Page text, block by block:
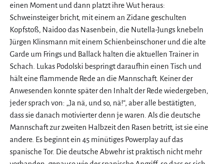
einen Moment und dann platzt ihre Wut heraus:
Schweinsteiger bricht, mit einem an Zidane geschulten
Kopfstoß, Naidoo das Nasenbein, die Nutella-Jungs knebeln
Jürgen Klinsmann mit einem Schienbeinschoner und die alte
Garde um Frings und Ballack halten die aktuellen Trainer in
Schach. Lukas Podolski bespringt daraufhin einen Tisch und
hält eine flammende Rede an die Mannschaft. Keiner der
Anwesenden konnte später den Inhalt der Rede wiedergeben,
jeder sprach von: „Ja nä, und so, nä!“, aber alle bestätigten,
dass sie danach motivierter denn je waren. Als die deutsche
Mannschaft zur zweiten Halbzeit den Rasen betritt, ist sie eine
andere. Es beginnt ein 45 minütiges Powerplay auf das
spanische Tor. Die deutsche Abwehr ist praktisch nicht mehr